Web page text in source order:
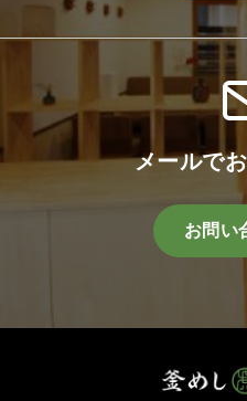
メールで
お問い